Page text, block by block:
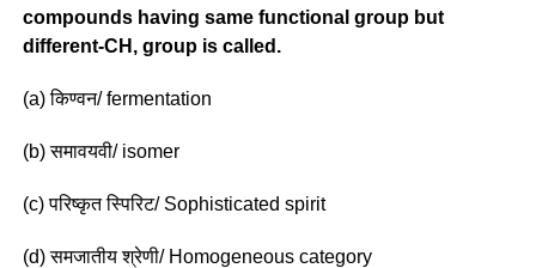
compounds having same functional group but
different-CH, group is called.
(a) किण्वन/ fermentation
(b) समावयवी/ isomer
(c) परिष्कृत स्पिरिट/ Sophisticated spirit
(d) समजातीय श्रेणी/ Homogeneous category